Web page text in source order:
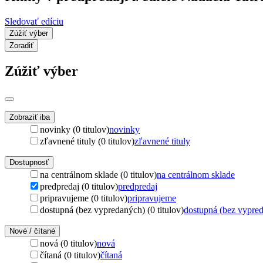
Sledovať edíciu
Zúžiť výber
Zoradiť
Zúžiť výber
Zobraziť iba
novinky (0 titulov)novinky
zľavnené tituly (0 titulov)zľavnené tituly
Dostupnosť
na centrálnom sklade (0 titulov)na centrálnom sklade
predpredaj (0 titulov)predpredaj
pripravujeme (0 titulov)pripravujeme
dostupná (bez vypredaných) (0 titulov)dostupná (bez
Nové / čítané
nová (0 titulov)nová
čítaná (0 titulov)čítaná